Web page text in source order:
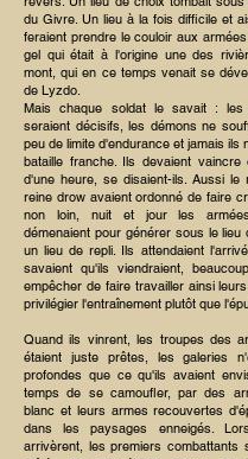
du Givre. Un lieu à la fois difficile et
feraient prendre le couloir aux
gel qui était à l'origine une des
mont, qui en ce temps venait se
de Lyzdo.
Mais chaque soldat le savait : les
seraient décisifs, les démons ne
peu de limite d'endurance et jamais ils
bataille franche. Ils devaient
d'une heure, se disaient-ils. Aussi
reine drow avaient ordonné de faire
non loin, nuit et jour les
démenaient pour générer sous le lieu
un lieu de repli. Ils attendaient
savaient qu'ils viendraient,
empêcher de faire travailler ainsi
privilégier l'entraînement plutôt que
Quand ils vinrent, les troupes des
étaient juste prêtes, les galeries
profondes que ce qu'ils avaient
temps de se camoufler, par des
blanc et leurs armes recouvertes
dans les paysages enneigés.
arrivèrent, les premiers combattants